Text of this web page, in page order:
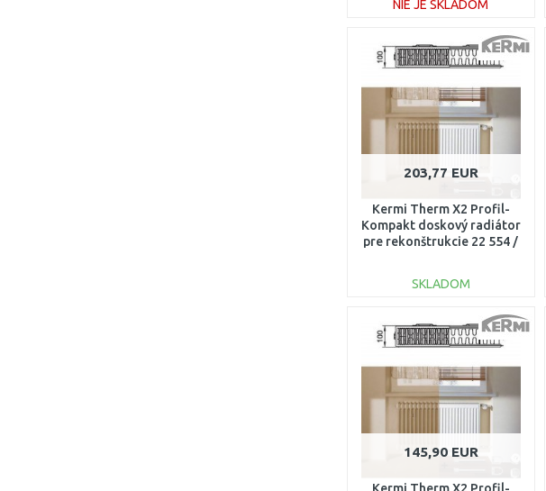
NIE JE SKLADOM
DO KOŠÍKA
203,77 EUR
Kermi Therm X2 Profil-
Kompakt doskový radiátor
pre rekonštrukcie 22 554 /
SKLADOM
DO KOŠÍKA
145,90 EUR